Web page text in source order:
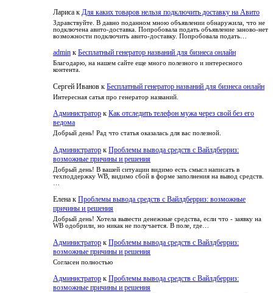
Лариса к Для каких товаров нельзя подключить доставку на Авито
Здравствуйте. В давно поданном мною объявлении обнаружила, что не
подключена авито-доставка. Попробовала подать объявление заново-нет
возможности подключить авито-доставку. Попробовала подать…
admin к Бесплатный генератор названий для бизнеса онлайн
Благодарю, на нашем сайте еще много полезного и интересного
контента.
Сергей Иванов к Бесплатный генератор названий для бизнеса онлайн
Интересная сатья про генератор названий.
Администратор к Как отследить телефон мужа через свой без его
ведома
Добрый день! Рад что статья оказалась для вас полезной.
Администратор к Проблемы вывода средств с Вайлдберриз:
возможные причины и решения
Добрый день! В вашей ситуации видимо есть смысл написать в
техподдержку WB, видимо сбой в форме заполнения на вывод средств.
Елена к Проблемы вывода средств с Вайлдберриз: возможные
причины и решения
Добрый день! Хотела вывести денежные средства, если что - заявку на
WB одобрили, но никак не получается. В поле, где…
Администратор к Проблемы вывода средств с Вайлдберриз:
возможные причины и решения
Согласен полностью
Администратор к Проблемы вывода средств с Вайлдберриз:
возможные причины и решения